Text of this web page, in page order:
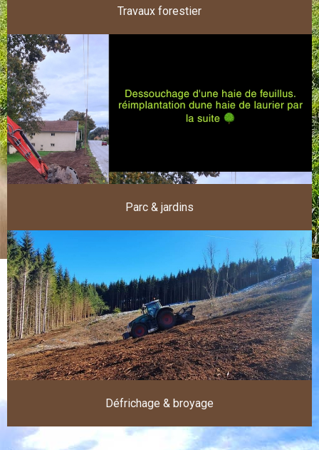
Travaux forestier
Parc & jardins
Défrichage & broyage